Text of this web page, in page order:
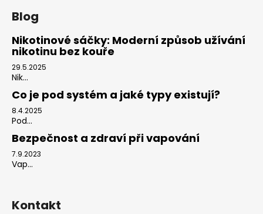
Blog
Nikotinové sáčky: Moderní způsob užívání
nikotinu bez kouře
29.5.2025
Nik...
Co je pod systém a jaké typy existují?
8.4.2025
Pod...
Bezpečnost a zdraví při vapování
7.9.2023
Vap...
Kontakt